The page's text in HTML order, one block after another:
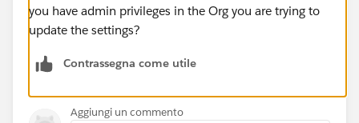
you have admin privileges in the Org you are trying to
update the settings?
Contrassegna come utile
Aggiungi un commento